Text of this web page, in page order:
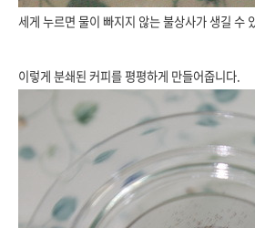
세게 누르면 물이 빠지지 않는 불상사가 생길 수
이렇게 분쇄된 커피를 평평하게 만들어줍니다.